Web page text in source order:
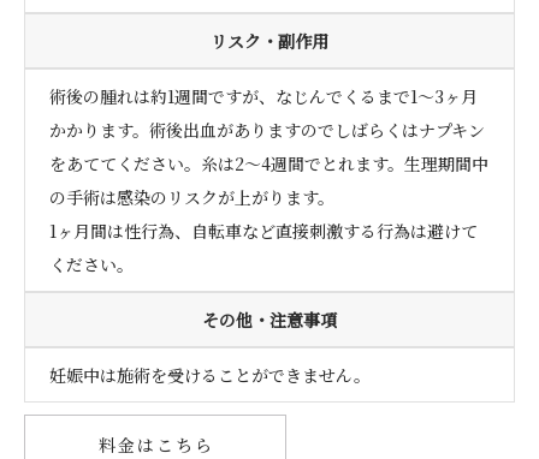
リスク・副作用
術後の腫れは約1週間ですが、なじんでくるまで1～3ヶ月
かかります。術後出血がありますのでしばらくはナプキン
をあててください。糸は2～4週間でとれます。生理期間中
の手術は感染のリスクが上がります。
1ヶ月間は性行為、自転車など直接刺激する行為は避けて
ください。
その他・注意事項
妊娠中は施術を受けることができません。
料金はこちら